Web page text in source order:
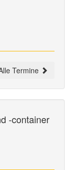
Termine
-container